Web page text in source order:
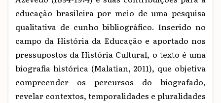
educação brasileira por meio de uma pesquisa
qualitativa de cunho bibliográfico. Inserido no
campo da História da Educação e aportado nos
pressupostos da História Cultural, o texto é uma
biografia histórica (Malatian, 2011), que objetiva
compreender os percursos do biografado,
revelar contextos, temporalidades e pluralidades